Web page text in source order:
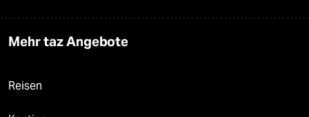
Mehr taz Angebote
Reisen